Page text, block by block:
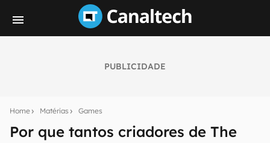
PUBLICIDADE
Home Matérias Games
Por que tantos criadores de The
notícias e reviews sobre tecnologia em primeira